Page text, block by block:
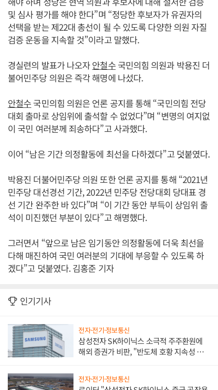
및 심사 평가를 해야 한다”며 “정당한 후보자가 유권자의
선택을 받는 제22대 총선이 될 수 있도록 다양한 의원 자질
검증 운동을 지속할 것”이라고 말했다.
경실련의 발표가 나오자안철수국민의힘 의원과 박용진 더
불어민주당 의원은 즉각 해명에 나섰다.
안철수국민의힘 의원은 언론 공지를 통해 “국민의힘 전당
대회 출마로 상임위에 출석할 수 없었다”며 “변명의 여지없
이 국민 여러분께 죄송하다”고 사과했다.
이어 “남은 기간 의정활동에 최선을 다하겠다”고 덧붙였다.
박용진 더불어민주당 의원 또한 언론 공지를 통해 “2021년
민주당 대선경선 기간, 2022년 민주당 전당대회 당대표 경
선 기간 완주한 바 있다”며 “이 기간 동안 부득이 상임위 출
석이 미진했던 부분이 있다”고 해명했다.
그러면서 “앞으로 남은 임기동안 의정활동에 더욱 최선을
다해 매진하여 국민 여러분의 기대에 부응할 수 있도록 하
겠다”고 덧붙였다. 김홍준 기자
인기기사
전자·전기·정보통신
삼성전자 SK하이닉스 소극적 주주환원에
해외 증권가 비판, "반도체 호황 지속성 의
전자·전기·정보통신